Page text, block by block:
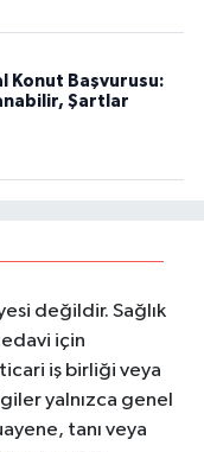
Konut Başvurusu:
Şartlar
değildir. Sağlık
için
iş birliği veya
yalnızca genel
tanı veya